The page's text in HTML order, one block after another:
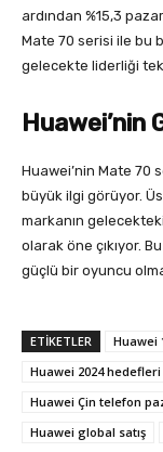
ardından %15,3
Mate 70 serisi ile bu
gelecekte liderliği
Huawei’nin
Huawei’nin Mate 70
büyük ilgi görüyor.
markanın
olarak öne çıkıyor.
güçlü bir oyuncu
ETIKETLER Huawei
Huawei 2024 hedefleri
Huawei Çin telefon
Huawei global satış